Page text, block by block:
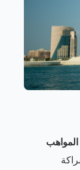
المواهب